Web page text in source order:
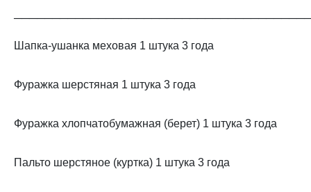
Шапка-ушанка меховая 1 штука 3 года
Фуражка шерстяная 1 штука 3 года
Фуражка хлопчатобумажная (берет) 1 штука 3 года
Пальто шерстяное (куртка) 1 штука 3 года